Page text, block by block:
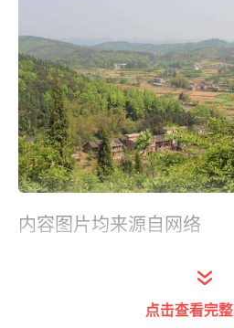
内容图片均来源自网络
找记者、求报道、求帮助
点击查看完